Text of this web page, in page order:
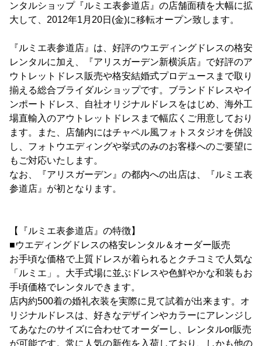
ンタルショップ『ルミエ表参道店』の店舗面積を大幅に拡
大して、2012年1月20日(金)に移転オープン致します。
『ルミエ表参道店』は、好評のウエディングドレスの格安
レンタルに加え、『アリスガーデン新横浜店』で好評のア
ウトレットドレス販売や格安結婚式プロデュースまで取り
揃える総合ブライダルショップです。ブランドドレスやイ
ンポートドレス、自社オリジナルドレスをはじめ、海外工
場直輸入のアウトレットドレスまで幅広くご用意しており
ます。また、店舗内にはチャペル風フォトスタジオを併設
し、フォトウエディングや挙式のみのお客様へのご要望に
もご対応いたします。
なお、『アリスガーデン』の都内への出店は、『ルミエ表
参道店』が初となります。
【『ルミエ表参道店』の特徴】
■ウエディングドレスの格安レンタル＆オーダー販売
お手頃な価格で上質ドレスが着られるとクチコミで人気な
「ルミエ」。大手式場に並ぶドレスや色鮮やかな和装もお
手頃価格でレンタルできます。
店内約500着の婚礼衣装を実際に見て試着が出来ます。オ
リジナルドレスは、好きなデザインやカラーにアレンジし
てあなたのサイズに合わせてオーダーし、レンタルor販売
が可能です。常に人気の新作を入荷しており、しかも他の